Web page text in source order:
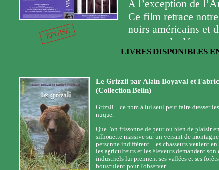
EPUISE
LIVRES DISPONIBLES
Le Grizzli par Alain Boyaval et
(Collection Belin)
Grizzli... ce nom à lui seul peut faire dresser
nuque.
Que l'on frissonne de peur ou bien de plaisir
silhouette massive sur un versant de
personne indifférent. Les chasseurs veulent
les agriculteurs et les éleveurs demandent
industriels lui prennent ses vallées et ses
bousculent pour l'observer.
A l’exception de
Ce film retrace
noirs américains et
montrer, de
à travers le monde
Série limitée à 500
L’éducation des
réhabilitation, comme
passionnante avec
mais aussi pour mieux
humains.
******
Ce récit de
de forger sa propre
Lynn Rogers